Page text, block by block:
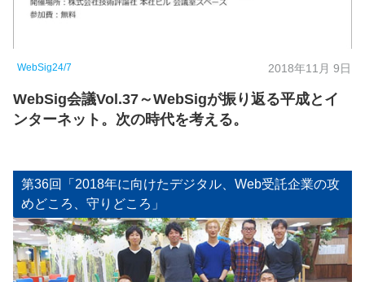
WebSig24/7 2018年11月 9日
WebSig会議Vol.37～WebSigが振り返る平成とイ
ンターネット。次の時代を考える。
第36回「2018年に向けたデジタル、Web受託企業の攻
めどころ、守りどころ」